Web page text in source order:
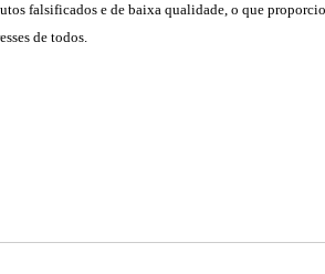
falsificados e de baixa qualidade, o que
de todos.